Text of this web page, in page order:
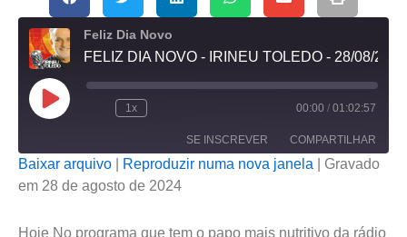
Feliz Dia Novo
Reproduzir
episódio
1x 00:00 / 01:02:57
SE INSCREVER COMPARTILHAR
COMPARTILHAR
LINK
Baixar arquivo Reproduzir numa nova janela
Gravado
em 28 de agosto de 2024
Hoje No programa que tem o papo mais nutritivo da rádio